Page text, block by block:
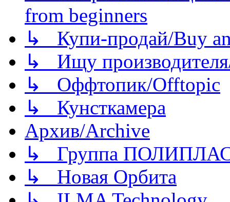
from beginners
↳ Купи-продай/Buy
↳ Ищу
↳ Оффтопик/Offtopic
↳ Кунсткамера
Архив/Archive
↳ Группа
↳ Новая Орбита